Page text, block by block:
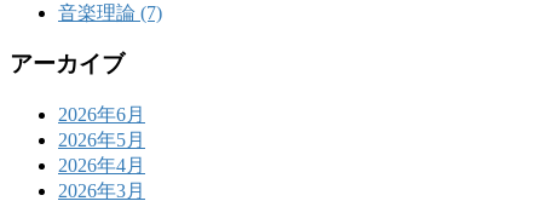
音楽理論 (7)
アーカイブ
2026年6月
2026年5月
2026年4月
2026年3月